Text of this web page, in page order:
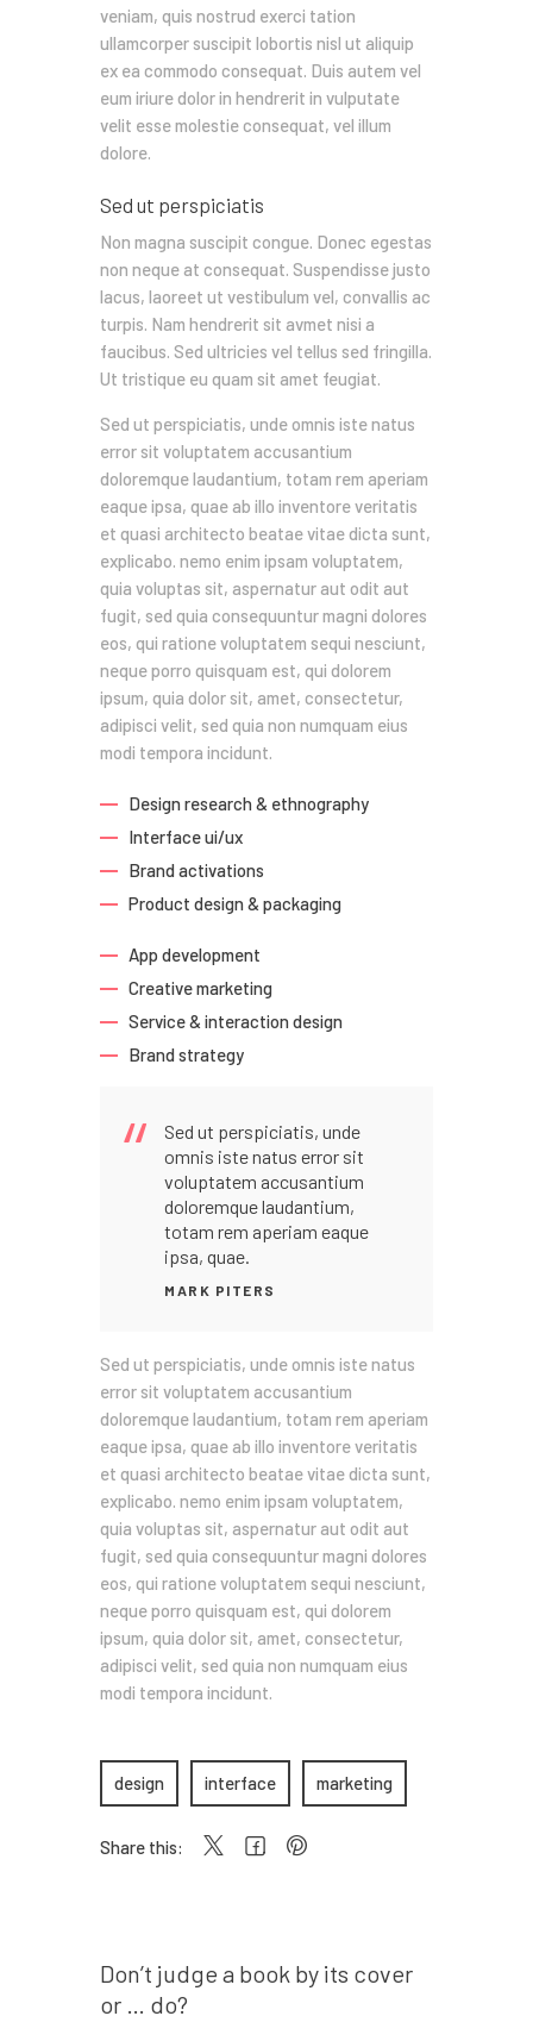
veniam, quis nostrud exerci tation
ullamcorper suscipit lobortis nisl ut aliquip
ex ea commodo consequat. Duis autem vel
eum iriure dolor in hendrerit in vulputate
velit esse molestie consequat, vel illum
dolore.
Sed ut perspiciatis
Non magna suscipit congue. Donec egestas
non neque at consequat. Suspendisse justo
lacus, laoreet ut vestibulum vel, convallis ac
turpis. Nam hendrerit sit avmet nisi a
faucibus. Sed ultricies vel tellus sed fringilla.
Ut tristique eu quam sit amet feugiat.
Sed ut perspiciatis, unde omnis iste natus
error sit voluptatem accusantium
doloremque laudantium, totam rem aperiam
eaque ipsa, quae ab illo inventore veritatis
et quasi architecto beatae vitae dicta sunt,
explicabo. nemo enim ipsam voluptatem,
quia voluptas sit, aspernatur aut odit aut
fugit, sed quia consequuntur magni dolores
eos, qui ratione voluptatem sequi nesciunt,
neque porro quisquam est, qui dolorem
ipsum, quia dolor sit, amet, consectetur,
adipisci velit, sed quia non numquam eius
modi tempora incidunt.
Design research & ethnography
Interface ui/ux
Brand activations
Product design & packaging
App development
Creative marketing
Service & interaction design
Brand strategy
Sed ut perspiciatis, unde
omnis iste natus error sit
voluptatem accusantium
doloremque laudantium,
totam rem aperiam eaque
ipsa, quae.
MARK PITERS
Sed ut perspiciatis, unde omnis iste natus
error sit voluptatem accusantium
doloremque laudantium, totam rem aperiam
eaque ipsa, quae ab illo inventore veritatis
et quasi architecto beatae vitae dicta sunt,
explicabo. nemo enim ipsam voluptatem,
quia voluptas sit, aspernatur aut odit aut
fugit, sed quia consequuntur magni dolores
eos, qui ratione voluptatem sequi nesciunt,
neque porro quisquam est, qui dolorem
ipsum, quia dolor sit, amet, consectetur,
adipisci velit, sed quia non numquam eius
modi tempora incidunt.
design interface marketing
Share this:
Don’t judge a book by its cover
or … do?